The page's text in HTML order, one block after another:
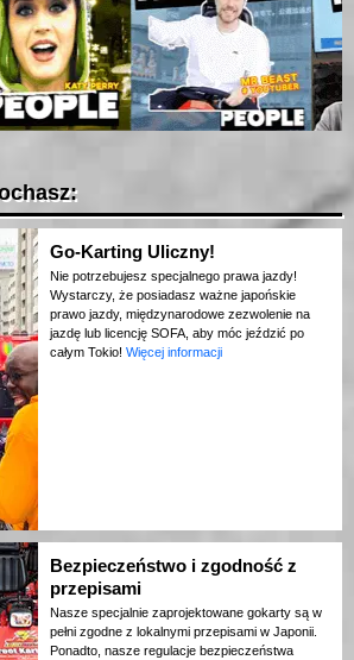
Go-Karting Uliczny!
Nie potrzebujesz specjalnego prawa jazdy!
Wystarczy, że posiadasz ważne japońskie
prawo jazdy, międzynarodowe zezwolenie na
jazdę lub licencję SOFA, aby móc jeździć po
całym Tokio! Więcej informacji
Bezpieczeństwo i zgodność z
przepisami
Nasze specjalnie zaprojektowane gokarty są w
pełni zgodne z lokalnymi przepisami w Japonii.
Ponadto, nasze regulacje bezpieczeństwa